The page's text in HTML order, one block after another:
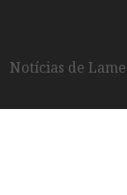
Notícias de